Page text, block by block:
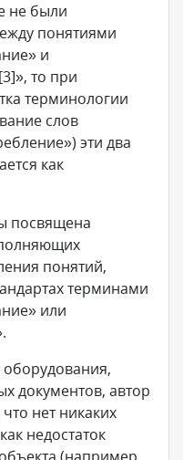
не были
понятиями
и
то при
терминологии
слов
эти два
как
посвящена
понятий,
терминами
или
документов, автор
нет никаких
недостаток